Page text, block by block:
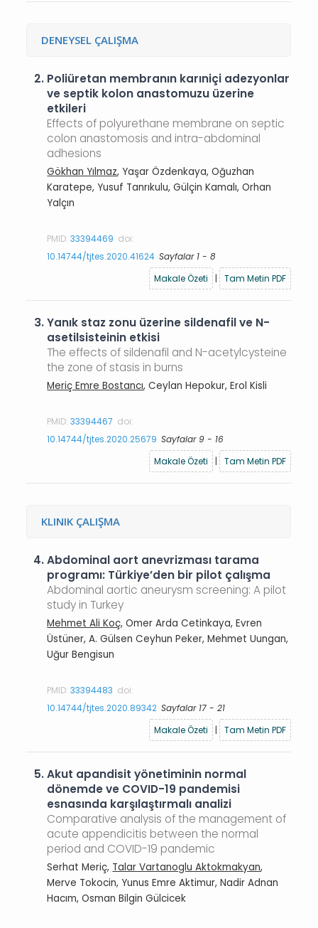
DENEYSEL ÇALIŞMA
2. Poliüretan membranın karıniçi adezyonlar
ve septik kolon anastomuzu üzerine
etkileri
Effects of polyurethane membrane on septic
colon anastomosis and intra-abdominal
adhesions
Gökhan Yılmaz, Yaşar Özdenkaya, Oğuzhan
Karatepe, Yusuf Tanrıkulu, Gülçin Kamalı, Orhan
Yalçın
PMID:33394469 doi:
10.14744/tjtes.2020.41624 Sayfalar 1 - 8
Makale Özeti
| Tam Metin PDF
3.Yanık staz zonu üzerine sildenafil ve N-
asetilsisteinin etkisi
The effects of sildenafil and N-acetylcysteine
the zone of stasis in burns
Meriç Emre Bostancı, Ceylan Hepokur, Erol Kisli
PMID:33394467 doi:
10.14744/tjtes.2020.25679 Sayfalar 9 - 16
Makale Özeti
| Tam Metin PDF
KLINIK ÇALIŞMA
4.Abdominal aort anevrizması tarama
programı: Türkiye’den bir pilot çalışma
Abdominal aortic aneurysm screening: A pilot
study in Turkey
Mehmet Ali Koç, Omer Arda Cetinkaya, Evren
Üstüner, A. Gülsen Ceyhun Peker, Mehmet Uungan,
Uğur Bengisun
PMID:33394483 doi:
10.14744/tjtes.2020.89342 Sayfalar 17 - 21
Makale Özeti
| Tam Metin PDF
5.Akut apandisit yönetiminin normal
dönemde ve COVID-19 pandemisi
esnasında karşılaştırmalı analizi
Comparative analysis of the management of
acute appendicitis between the normal
period and COVID-19 pandemic
Serhat Meriç, Talar Vartanoglu Aktokmakyan,
Merve Tokocin, Yunus Emre Aktimur, Nadir Adnan
Hacım, Osman Bilgin Gülcicek